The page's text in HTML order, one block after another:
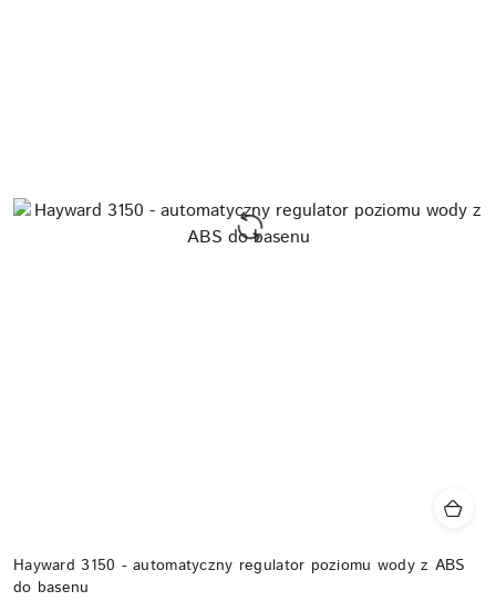
Hayward 3150 - automatyczny regulator poziomu wody z ABS
do basenu